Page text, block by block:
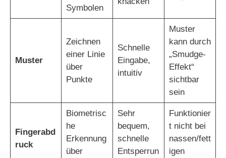
Symbolen
Muster
Zeichnen
einer Linie
über
Punkte
Schnelle
Eingabe,
intuitiv
Muster
kann durch
„Smudge-
Effekt“
sichtbar
sein
Fingerabd
ruck
Biometrisc
he
Erkennung
über
Sehr
bequem,
schnelle
Entsperrun
Funktionier
t nicht bei
nassen/fett
igen